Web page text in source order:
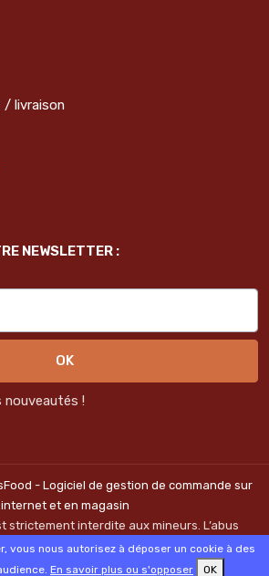
/ livraison
NEWSLETTER :
OK
!
- Logiciel de gestion de commande sur
internet et en magasin
strictement interdite aux mineurs. L’abus
pour la santé. A consommer avec
modération.
vous nous autorisez à déposer un cookie à des
En savoir plus ou s'opposer OK